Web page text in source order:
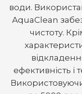
води.
AquaClean
чистоту.
ефективність і